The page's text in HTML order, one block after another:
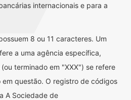
internacionais e para a
8 ou 11 caracteres. Um
a uma agência específica,
terminado em "XXX") se refere
questão. O registro de códigos
A Sociedade de